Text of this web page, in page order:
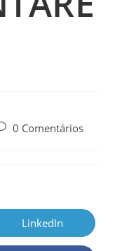
0 Comentários
LinkedIn